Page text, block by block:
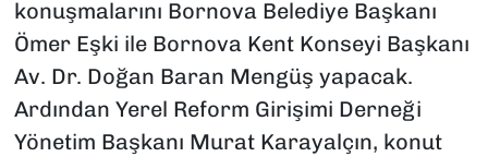
konuşmalarını Bornova Belediye Başkanı
Ömer Eşki ile Bornova Kent Konseyi Başkanı
Av. Dr. Doğan Baran Mengüş yapacak.
Ardından Yerel Reform Girişimi Derneği
Yönetim Başkanı Murat Karayalçın, konut